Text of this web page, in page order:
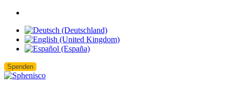
Spenden